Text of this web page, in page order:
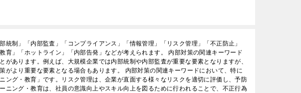
統制」「内部監査」「コンプライアンス」「情報管理」「リスク管理」「不正防止」
育」「ホットライン」「内部告発」などが考えられます。 内部対策の関連キーワード
があります。例えば、大規模企業では内部統制や内部監査が重要な要素となりますが、
がより重要な要素となる場合もあります。 内部対策の関連キーワードにおいて、特に
ング・教育」です。リスク管理は、企業が直面する様々なリスクを適切に評価し、予防
ニング・教育は、社員の意識向上やスキル向上を図るために行われることで、不正行為